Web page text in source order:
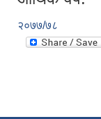
२०७७/७८